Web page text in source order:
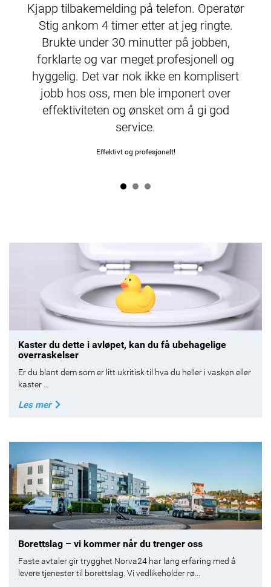
Kjapp tilbakemelding på telefon. Operatør
Stig ankom 4 timer etter at jeg ringte.
Brukte under 30 minutter på jobben,
forklarte og var meget profesjonell og
hyggelig. Det var nok ikke en komplisert
jobb hos oss, men ble imponert over
effektiviteten og ønsket om å gi god
service.
Effektivt og profesjonelt!
Kaster du dette i avløpet, kan du få ubehagelige
overraskelser
Er du blant dem som er litt ukritisk til hva du heller i vasken eller
kaster ...
Les mer
Borettslag – vi kommer når du trenger oss
Faste avtaler gir trygghet Norva24 har lang erfaring med å
levere tjenester til borettslag. Vi vedlikeholder rø...